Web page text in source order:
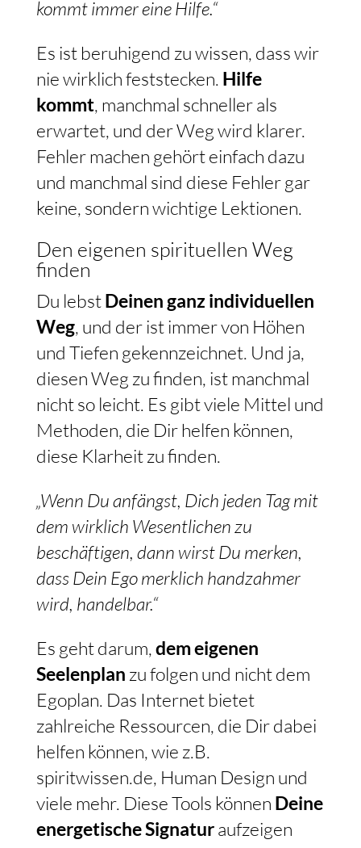
kommt immer eine Hilfe.“
Es ist beruhigend zu wissen, dass wir
nie wirklich feststecken. Hilfe
kommt, manchmal schneller als
erwartet, und der Weg wird klarer.
Fehler machen gehört einfach dazu
und manchmal sind diese Fehler gar
keine, sondern wichtige Lektionen.
Den eigenen spirituellen Weg
finden
Du lebstDeinen ganz individuellen
Weg, und der ist immer von Höhen
und Tiefen gekennzeichnet. Und ja,
diesen Weg zu finden, ist manchmal
nicht so leicht. Es gibt viele Mittel und
Methoden, die Dir helfen können,
diese Klarheit zu finden.
„Wenn Du anfängst, Dich jeden Tag mit
dem wirklich Wesentlichen zu
beschäftigen, dann wirst Du merken,
dass Dein Ego merklich handzahmer
wird, handelbar.“
Es geht darum, dem eigenen
Seelenplan zu folgen und nicht dem
Egoplan. Das Internet bietet
zahlreiche Ressourcen, die Dir dabei
helfen können, wie z.B.
spiritwissen.de, Human Design und
viele mehr. Diese Tools können Deine
energetische Signaturaufzeigen